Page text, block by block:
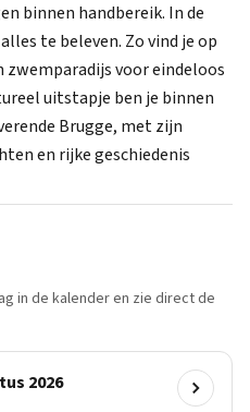
binnen handbereik. In de
te beleven. Zo vind je op
voor eindeloos
uitstapje ben je binnen
Brugge, met zijn
en rijke geschiedenis
in de kalender en zie direct de
2026